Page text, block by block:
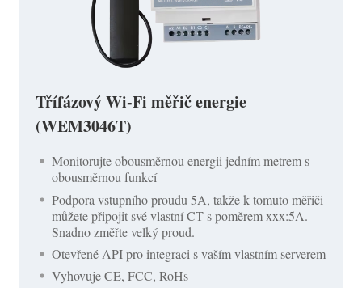
Třífázový Wi-Fi měřič energie
(WEM3046T)
Monitorujte obousměrnou energii jedním metrem s
obousměrnou funkcí
Podpora vstupního proudu 5A, takže k tomuto měřiči
můžete připojit své vlastní CT s poměrem xxx:5A.
Snadno změřte velký proud.
Otevřené API pro integraci s vaším vlastním serverem
Vyhovuje CE, FCC, RoHs